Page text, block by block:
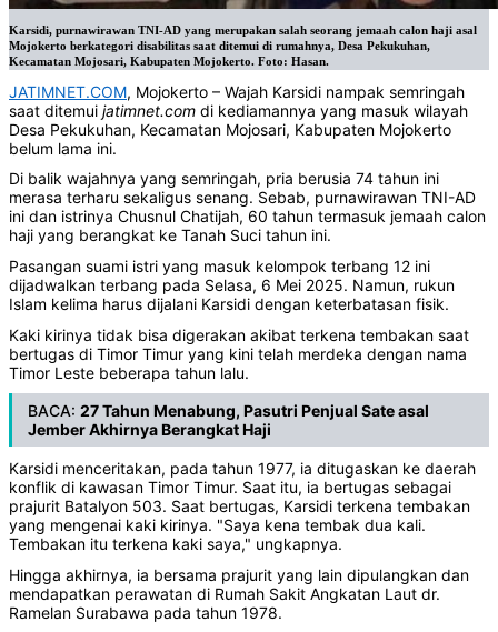
Karsidi, purnawirawan TNI-AD yang merupakan salah seorang jemaah calon haji asal
Mojokerto berkategori disabilitas saat ditemui di rumahnya, Desa Pekukuhan,
Kecamatan Mojosari, Kabupaten Mojokerto. Foto: Hasan.
JATIMNET.COM, Mojokerto – Wajah Karsidi nampak semringah
saat ditemui jatimnet.com di kediamannya yang masuk wilayah
Desa Pekukuhan, Kecamatan Mojosari, Kabupaten Mojokerto
belum lama ini.
Di balik wajahnya yang semringah, pria berusia 74 tahun ini
merasa terharu sekaligus senang. Sebab, purnawirawan TNI-AD
ini dan istrinya Chusnul Chatijah, 60 tahun termasuk jemaah calon
haji yang berangkat ke Tanah Suci tahun ini.
Pasangan suami istri yang masuk kelompok terbang 12 ini
dijadwalkan terbang pada Selasa, 6 Mei 2025. Namun, rukun
Islam kelima harus dijalani Karsidi dengan keterbatasan fisik.
Kaki kirinya tidak bisa digerakan akibat terkena tembakan saat
bertugas di Timor Timur yang kini telah merdeka dengan nama
Timor Leste beberapa tahun lalu.
BACA: 27 Tahun Menabung, Pasutri Penjual Sate asal
Jember Akhirnya Berangkat Haji
Karsidi menceritakan, pada tahun 1977, ia ditugaskan ke daerah
konflik di kawasan Timor Timur. Saat itu, ia bertugas sebagai
prajurit Batalyon 503. Saat bertugas, Karsidi terkena tembakan
yang mengenai kaki kirinya. "Saya kena tembak dua kali.
Tembakan itu terkena kaki saya," ungkapnya.
Hingga akhirnya, ia bersama prajurit yang lain dipulangkan dan
mendapatkan perawatan di Rumah Sakit Angkatan Laut dr.
Ramelan Surabawa pada tahun 1978.